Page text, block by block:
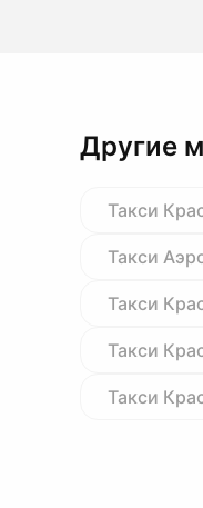
Другие
Такси
Такси
Такси
Такси
Такси